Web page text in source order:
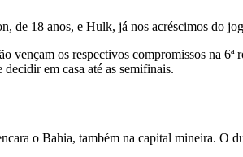
de 18 anos, e Hulk, já nos acréscimos do
os respectivos compromissos na
em casa até as semifinais.
o Bahia, também na capital mineira. O